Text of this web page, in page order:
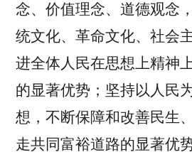
念、价值理念、道德观念
统文化、革命文化、社会
进全体人民在思想上精神
的显著优势；坚持以人民
想，不断保障和改善民生
走共同富裕道路的显著优